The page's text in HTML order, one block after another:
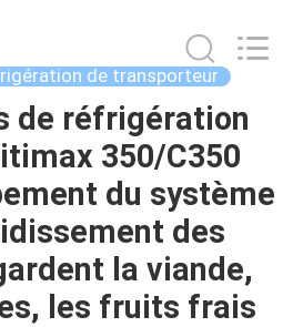
de transporteur
de réfrigération
350/C350
du système
des
la viande,
les fruits frais